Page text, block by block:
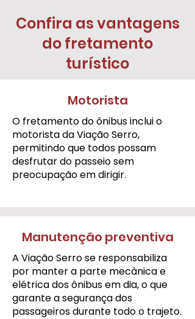
Confira as vantagens
do fretamento
turístico
Motorista
O fretamento do ônibus inclui o
motorista da Viação Serro,
permitindo que todos possam
desfrutar do passeio sem
preocupação em dirigir.
Manutenção preventiva
A Viação Serro se responsabiliza
por manter a parte mecânica e
elétrica dos ônibus em dia, o que
garante a segurança dos
passageiros durante todo o trajeto.